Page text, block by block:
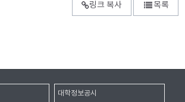
링크 복사 목록
대학정보공시